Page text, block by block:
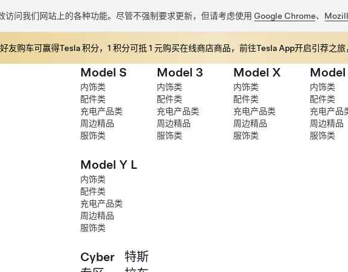
问我们网站上的各种功能。尽管不强制要求更新，但请考虑使用 Google Chrome、
友购车可赢得Tesla 积分，1 积分可抵 1 元购买在线商店商品，前往Tesla App开启引荐之
Model S
内饰类
配件类
充电产品类
周边精品
服饰类
Model 3
内饰类
配件类
充电产品类
周边精品
服饰类
Model X
内饰类
配件类
充电产品类
周边精品
服饰类
Model
内饰类
配件类
充电产品
周边精品
服饰类
Model Y L
内饰类
配件类
充电产品类
周边精品
服饰类
Cyber
特斯